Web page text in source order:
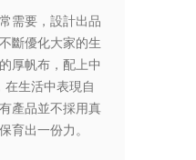
需要，設計出品
斷優化大家的生
厚帆布，配上中
生活中表現自
產品並不採用真
育出一份力。